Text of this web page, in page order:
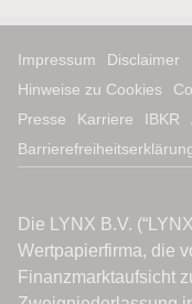
Impressum Disclaimer
Hinweise zu Cookies
Presse
Karriere IBKR